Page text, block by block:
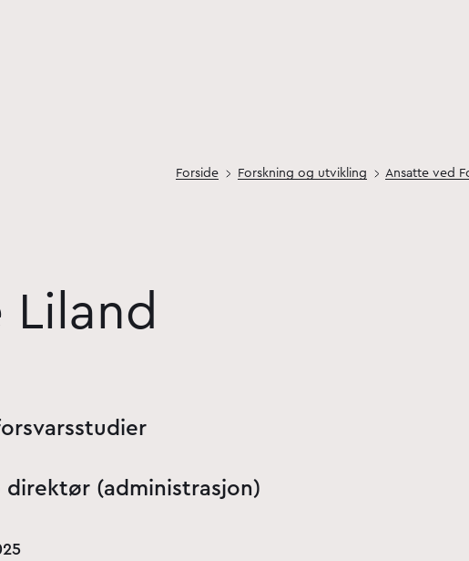
Forside Forskning og utvikling
Liland
direktør (administrasjon)